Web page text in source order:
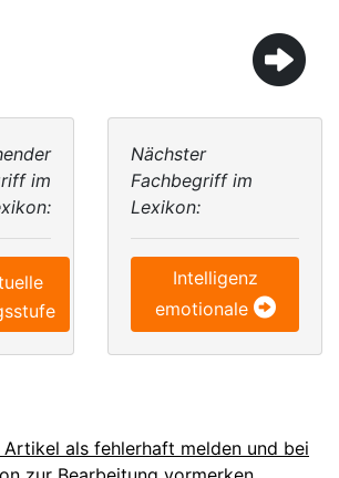
im
Nächster
Fachbegriff im
Lexikon:
Intelligenz
emotionale
Artikel als fehlerhaft melden und bei